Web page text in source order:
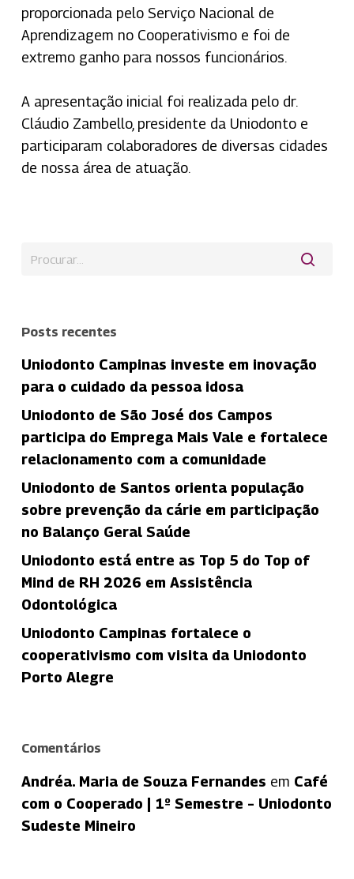
proporcionada pelo Serviço Nacional de
Aprendizagem no Cooperativismo e foi de
extremo ganho para nossos funcionários.
A apresentação inicial foi realizada pelo dr.
Cláudio Zambello, presidente da Uniodonto e
participaram colaboradores de diversas cidades
de nossa área de atuação.
Posts recentes
Uniodonto Campinas investe em inovação
para o cuidado da pessoa idosa
Uniodonto de São José dos Campos
participa do Emprega Mais Vale e fortalece
relacionamento com a comunidade
Uniodonto de Santos orienta população
sobre prevenção da cárie em participação
no Balanço Geral Saúde
Uniodonto está entre as Top 5 do Top of
Mind de RH 2026 em Assistência
Odontológica
Uniodonto Campinas fortalece o
cooperativismo com visita da Uniodonto
Porto Alegre
Comentários
Andréa. Maria de Souza Fernandes em Café
com o Cooperado | 1º Semestre – Uniodonto
Sudeste Mineiro